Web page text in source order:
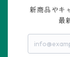
エキノケレウス属
エキノプシス属
コノフィツム属
センナ属
水石・景石新商品やキ
最